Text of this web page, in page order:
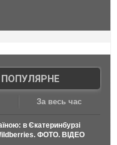
ПОПУЛЯРНЕ
За весь час
в Єкатеринбурзі
ФОТО. ВІДЕО